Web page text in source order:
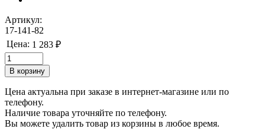
Артикул:
17-141-82
Цена: 1 283 ₽
Цена актуальна при заказе в интернет-магазине или по
телефону.
Наличие товара уточняйте по телефону.
Вы можете удалить товар из корзины в любое время.